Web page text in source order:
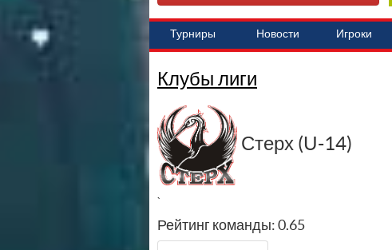
Турниры Новости Игроки
Клубы лиги
Стерх (U-14)
`
Рейтинг команды: 0.65